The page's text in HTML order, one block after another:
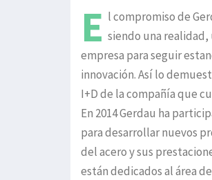
E l compromiso de
siendo una
empresa para seguir
innovación. Así lo
I+D de la compañía que
En 2014 Gerdau ha
para desarrollar nuevos
del acero y sus
están dedicados al área